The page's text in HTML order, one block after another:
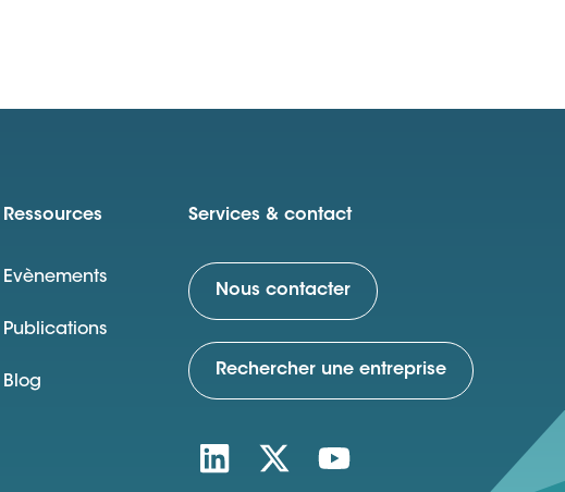
Ressources
Evènements
Publications
Blog
Services & contact
Nous contacter
Rechercher une entreprise